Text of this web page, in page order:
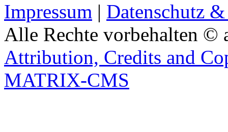
Impressum | Datenschutz
Alle Rechte vorbehalten ©
Attribution, Credits and
MATRIX-CMS